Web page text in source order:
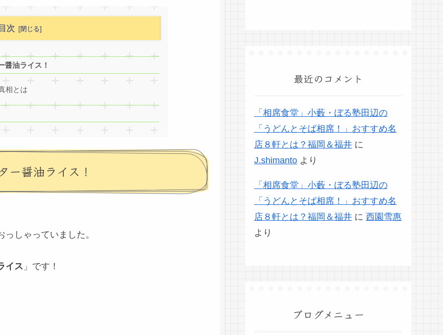
次
醤油ライス！
相とは
ー醤油ライス！
っしゃっていました。
イス 」です！
最近のコメント
「相席食堂」小藪・ぼる塾田辺の
「うどんとそば相席！」おすすめ名
店８軒とは？福岡＆福井 に
J.shimanto より
「相席食堂」小藪・ぼる塾田辺の
「うどんとそば相席！」おすすめ名
店８軒とは？福岡＆福井 に 西園雪惠
より
ブログメニュー